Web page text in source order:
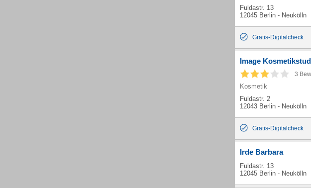
Fuldastr. 13
12045 Berlin - Neukölln
Gratis-Digitalcheck
Image
3
Kosmetik
Fuldastr. 2
12043 Berlin - Neukölln
Gratis-Digitalcheck
Irde Barbara
Fuldastr. 13
12045 Berlin - Neukölln